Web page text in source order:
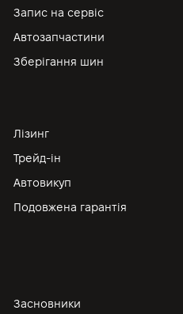
Запис на сервіс
Автозапчастини
Зберігання шин
Лізинг
Трейд-ін
Автовикуп
Подовжена гарантія
Засновники